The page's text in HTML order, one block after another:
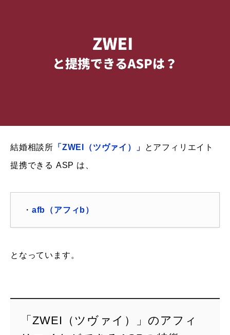
結婚相談所 「ZWEI（ツヴァイ）」 とアフィリエイト
提携できる ASP は、
・ afb（アフィb）
となっています。
「ZWEI（ツヴァイ）」のアフィ